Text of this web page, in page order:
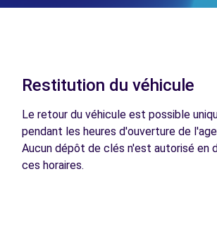
Restitution du véhicule
Le retour du véhicule est possible
pendant les heures d'ouverture de
Aucun dépôt de clés n'est autorisé en
ces horaires.